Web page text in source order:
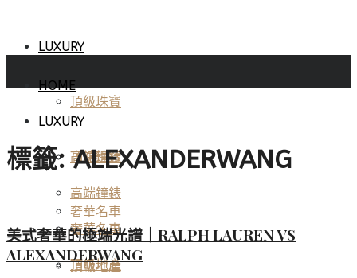
LUXURY
頂級珠寶
高端鐘錶
奢華名車
頂級地產
HOME
LUXURY
頂級珠寶
高端鐘錶
奢華名車
頂級地產
標籤:ALEXANDERWANG
美式奢華的極端光譜｜RALPH LAUREN VS
ALEXANDERWANG